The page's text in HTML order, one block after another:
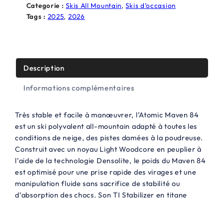
a
t
a
i
:
4
9
9
l
t
:
0
0
,
0
0
Categorie :Skis All Mountain, Skis d’occasion
Tags : 2025, 2026
Description
Informations complémentaires
Très stable et facile à manœuvrer, l’Atomic Maven 84
est un ski polyvalent all-mountain adapté à toutes les
conditions de neige, des pistes damées à la poudreuse.
Construit avec un noyau Light Woodcore en peuplier à
l’aide de la technologie Densolite, le poids du Maven 84
est optimisé pour une prise rapide des virages et une
manipulation fluide sans sacrifice de stabilité ou
d’absorption des chocs. Son TI Stabilizer en titane